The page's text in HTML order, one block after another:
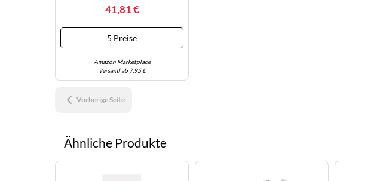
41,81 €
5 Preise
Amazon Marketplace
Versand ab 7,95 €
Vorherige Seite
Ähnliche Produkte